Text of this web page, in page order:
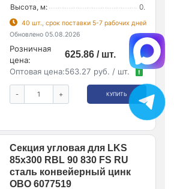
Высота, м:
0.
40 шт., срок поставки 5-7 рабочих дней
Обновлено 05.08.2026
Розничная
цена:
625.86 / шт.
Оптовая цена:563.27 руб. / шт. !
- + КУПИТЬ
Секция угловая для LKS
85х300 RBL 90 830 FS RU
сталь конвейерный цинк
OBO 6077519